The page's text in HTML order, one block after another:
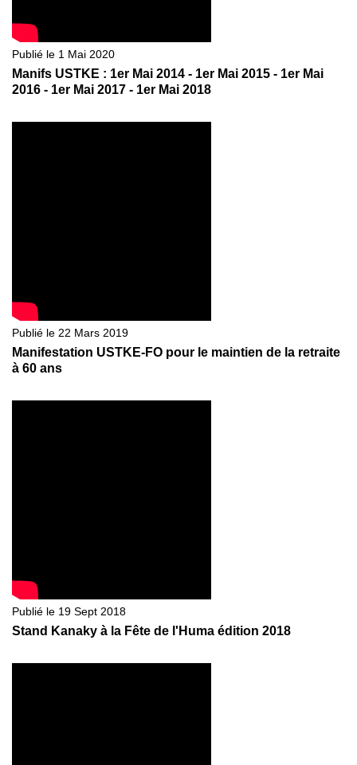
Publié le 1 Mai 2020
Manifs USTKE : 1er Mai 2014 - 1er Mai 2015 - 1er Mai
2016 - 1er Mai 2017 - 1er Mai 2018
Publié le 22 Mars 2019
Manifestation USTKE-FO pour le maintien de la retraite
à 60 ans
Publié le 19 Sept 2018
Stand Kanaky à la Fête de l'Huma édition 2018